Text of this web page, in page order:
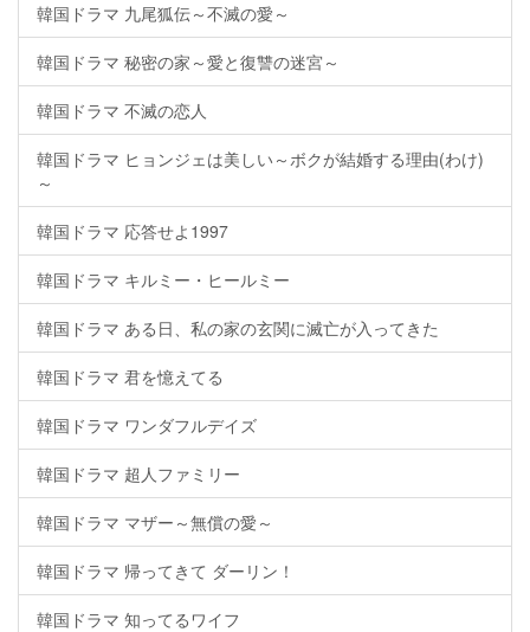
韓国ドラマ 九尾狐伝～不滅の愛～
韓国ドラマ 秘密の家～愛と復讐の迷宮～
韓国ドラマ 不滅の恋人
韓国ドラマ ヒョンジェは美しい～ボクが結婚する理由(わけ)
～
韓国ドラマ 応答せよ1997
韓国ドラマ キルミー・ヒールミー
韓国ドラマ ある日、私の家の玄関に滅亡が入ってきた
韓国ドラマ 君を憶えてる
韓国ドラマ ワンダフルデイズ
韓国ドラマ 超人ファミリー
韓国ドラマ マザー～無償の愛～
韓国ドラマ 帰ってきて ダーリン！
韓国ドラマ 知ってるワイフ